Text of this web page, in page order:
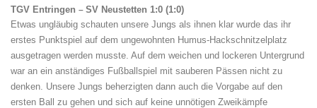
TGV Entringen – SV Neustetten 1:0 (1:0)
Etwas ungläubig schauten unsere Jungs als ihnen klar wurde das ihr
erstes Punktspiel auf dem ungewohnten Humus-Hackschnitzelplatz
ausgetragen werden musste. Auf dem weichen und lockeren Untergrund
war an ein anständiges Fußballspiel mit sauberen Pässen nicht zu
denken. Unsere Jungs beherzigten dann auch die Vorgabe auf den
ersten Ball zu gehen und sich auf keine unnötigen Zweikämpfe